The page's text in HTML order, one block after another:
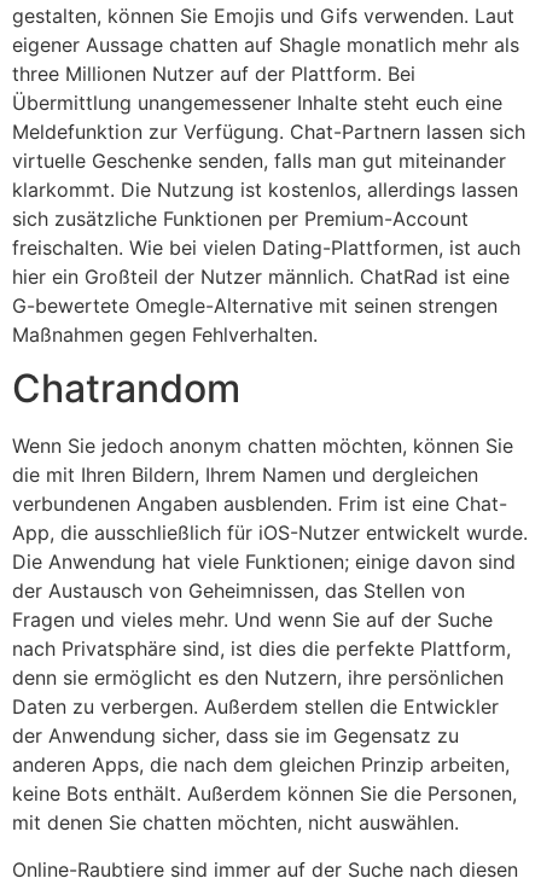
gestalten, können Sie Emojis und Gifs verwenden. Laut
eigener Aussage chatten auf Shagle monatlich mehr als
three Millionen Nutzer auf der Plattform. Bei
Übermittlung unangemessener Inhalte steht euch eine
Meldefunktion zur Verfügung. Chat-Partnern lassen sich
virtuelle Geschenke senden, falls man gut miteinander
klarkommt. Die Nutzung ist kostenlos, allerdings lassen
sich zusätzliche Funktionen per Premium-Account
freischalten. Wie bei vielen Dating-Plattformen, ist auch
hier ein Großteil der Nutzer männlich. ChatRad ist eine
G-bewertete Omegle-Alternative mit seinen strengen
Maßnahmen gegen Fehlverhalten.
Chatrandom
Wenn Sie jedoch anonym chatten möchten, können Sie
die mit Ihren Bildern, Ihrem Namen und dergleichen
verbundenen Angaben ausblenden. Frim ist eine Chat-
App, die ausschließlich für iOS-Nutzer entwickelt wurde.
Die Anwendung hat viele Funktionen; einige davon sind
der Austausch von Geheimnissen, das Stellen von
Fragen und vieles mehr. Und wenn Sie auf der Suche
nach Privatsphäre sind, ist dies die perfekte Plattform,
denn sie ermöglicht es den Nutzern, ihre persönlichen
Daten zu verbergen. Außerdem stellen die Entwickler
der Anwendung sicher, dass sie im Gegensatz zu
anderen Apps, die nach dem gleichen Prinzip arbeiten,
keine Bots enthält. Außerdem können Sie die Personen,
mit denen Sie chatten möchten, nicht auswählen.
Online-Raubtiere sind immer auf der Suche nach diesen